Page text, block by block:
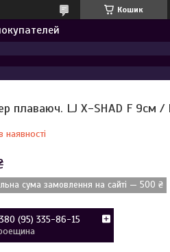
Кошик
плаваюч. LJ X-SHAD F 9см /
наявності
сума замовлення на сайті — 500 ₴
(95) 335-86-15